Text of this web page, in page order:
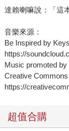
來或許會有些緊
聽似輕描淡寫，
17年的森林僧侶
病的巨大打擊、
命終點之後，所
文字，甚至寫在
達賴喇嘛說：「這
音樂來源：
Be Inspired by
https://
Music promoted
Creative
https://
超值合購